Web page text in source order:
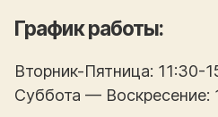
График работы:
Вторник-Пятница: 11:30-
Суббота — Воскресение: